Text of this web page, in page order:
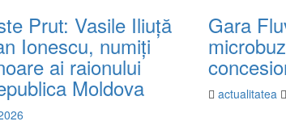
Prut: Vasile Iliuță
Ionescu, numiți
ai raionului
Moldova
Gara
actualitatea